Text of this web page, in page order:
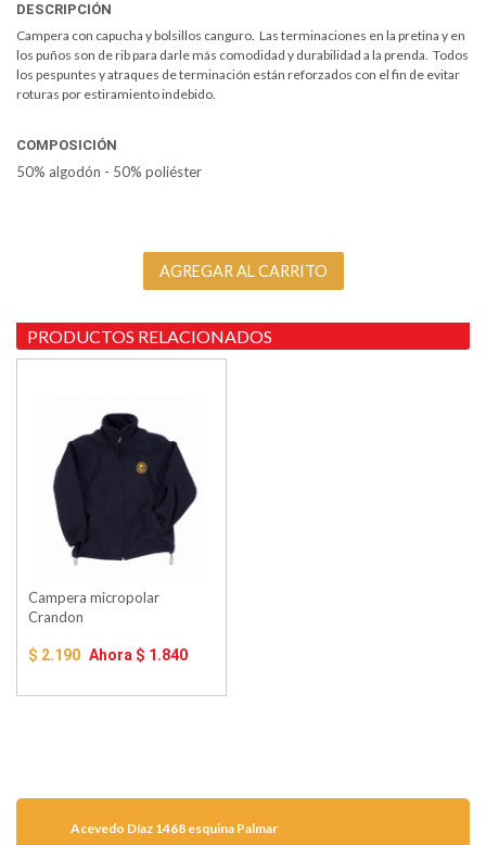
DESCRIPCIÓN
Campera con capucha y bolsillos canguro. Las terminaciones en la pretina y en
los puños son de rib para darle más comodidad y durabilidad a la prenda. Todos
los pespuntes y atraques de terminación están reforzados con el fin de evitar
roturas por estiramiento indebido.
COMPOSICIÓN
50% algodón - 50% poliéster
PRODUCTOS RELACIONADOS
Campera micropolar
Crandon
$ 2.190 Ahora $ 1.840
Acevedo Díaz 1468 esquina Palmar